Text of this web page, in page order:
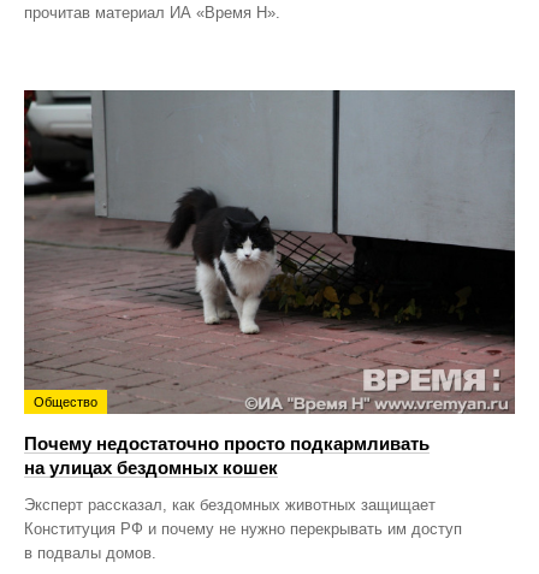
прочитав материал ИА «Время Н».
Общество
Почему недостаточно просто подкармливать
на улицах бездомных кошек
Эксперт рассказал, как бездомных животных защищает
Конституция РФ и почему не нужно перекрывать им доступ
в подвалы домов.